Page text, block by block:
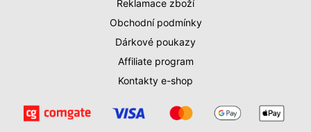
Reklamace zboží
Obchodní podmínky
Dárkové poukazy
Affiliate program
Kontakty e-shop